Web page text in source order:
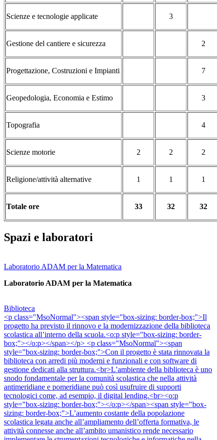
Scienze e tecnologie applicate 3
Gestione del cantiere e sicurezza 2
Progettazione, Costruzioni e Impianti 7
Geopedologia, Economia e Estimo 3
Topografia 4
Scienze motorie 2 2 2
Religione/attività alternative 1 1 1
Totale ore 33 32 32
Spazi e laboratori
Laboratorio ADAM per la Matematica
Laboratorio ADAM per la Matematica
Biblioteca
<p class="MsoNormal"><span style="box-sizing: border-box;">Il
progetto ha previsto il rinnovo e la modernizzazione della biblioteca
scolastica all’interno della scuola.<o:p style="box-sizing: border-
box;"></o:p></span></p> <p class="MsoNormal"><span
style="box-sizing: border-box;">Con il progetto è stata rinnovata la
biblioteca con arredi più moderni e funzionali e con software di
gestione dedicati alla struttura.<br>L’ambiente della biblioteca è uno
snodo fondamentale per la comunità scolastica che nella attività
antimeridiane e pomeridiane può così usufruire di supporti
tecnologici come, ad esempio, il digital lending.<br><o:p
style="box-sizing: border-box;"></o:p></span><span style="box-
sizing: border-box;">L’aumento costante della popolazione
scolastica legata anche all’ampliamento dell’offerta formativa, le
attività connesse anche all’ambito umanistico rende necessario